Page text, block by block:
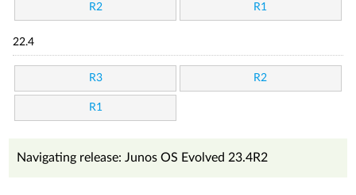
R2 R1
22.4
R3 R2
R1
Navigating release: Junos OS Evolved 23.4R2